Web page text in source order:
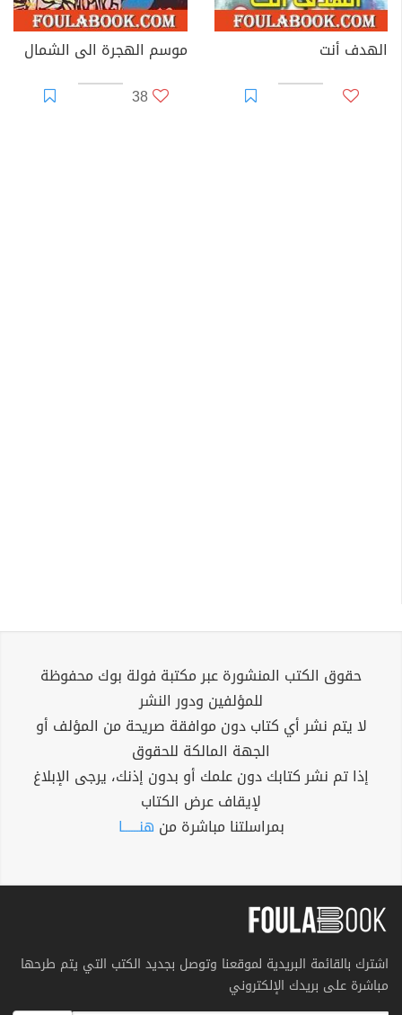
الهدف أنت
موسم الهجرة الى الشمال
38
حقوق الكتب المنشورة عبر مكتبة فولة بوك محفوظة
للمؤلفين ودور النشر
لا يتم نشر أي كتاب دون موافقة صريحة من المؤلف أو
الجهة المالكة للحقوق
إذا تم نشر كتابك دون علمك أو بدون إذنك، يرجى الإبلاغ
لإيقاف عرض الكتاب
بمراسلتنا مباشرة من هنــــــا
اشترك بالقائمة البريدية لموقعنا وتوصل بجديد الكتب التي يتم طرحها
مباشرة على بريدك الإلكتروني